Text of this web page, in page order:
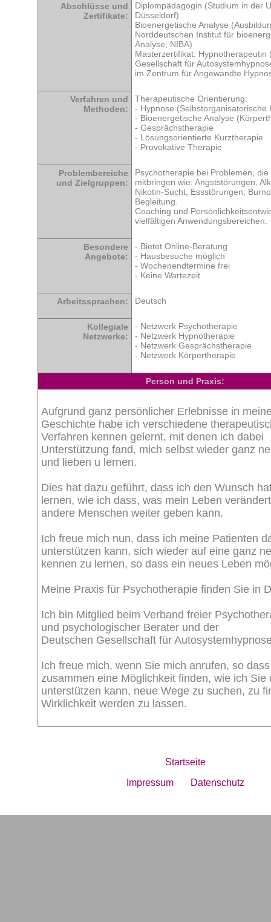
Abschlüsse und
Zertifikate:
Diplompädagogin (Studium in der
Düsseldorf)
Bioenergetische Analyse
Norddeutschen Institut für
Analyse; NIBA)
Masterzertifikat: Hypnotherapeutin
Gesellschaft für
im Zentrum für Angewandte
Verfahren und
Methoden:
Therapeutische Orientierung:
- Hypnose (Selbstorganisatorische
- Bioenergetische Analyse
- Gesprächstherapie
- Lösungsorientierte Kurztherapie
- Provokative Therapie
Problembereiche
und Zielgruppen:
Psychotherapie bei Problemen,
mitbringen wie: Angststörungen,
Nikotin-Sucht, Essstörungen,
Begleitung.
Coaching und
vielfältigen Anwendungsbereichen.
Besondere
Angebote:
- Bietet Online-Beratung
- Hausbesuche möglich
- Wochenendtermine frei
- Keine Wartezeit
Arbeitssprachen: Deutsch
Kollegiale
Netzwerke:
- Netzwerk Psychotherapie
- Netzwerk Hypnotherapie
- Netzwerk Gesprächstherapie
- Netzwerk Körpertherapie
Person und Praxis:
Aufgrund ganz persönlicher Erlebnisse in
Geschichte habe ich verschiedene
Verfahren kennen gelernt, mit denen ich dabei
Unterstützung fand, mich selbst wieder ganz
und lieben u lernen.
Dies hat dazu geführt, dass ich den Wunsch
lernen, wie ich dass, was mein Leben
andere Menschen weiter geben kann.
Ich freue mich nun, dass ich meine Patienten
unterstützen kann, sich wieder auf eine ganz
kennen zu lernen, so dass ein neues Leben
Meine Praxis für Psychotherapie finden Sie in
Ich bin Mitglied beim Verband freier
und psychologischer Berater und der
Deutschen Gesellschaft für
Ich freue mich, wenn Sie mich anrufen, so
zusammen eine Möglichkeit finden, wie ich Sie
unterstützen kann, neue Wege zu suchen, zu
Wirklichkeit werden zu lassen.
Startseite
Impressum
Datenschutz